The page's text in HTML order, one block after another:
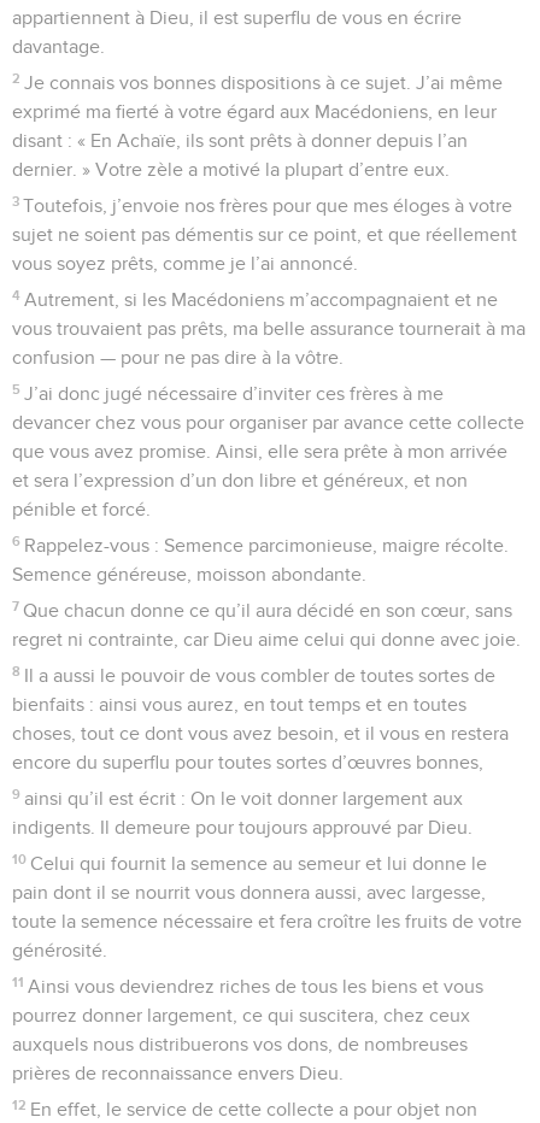
appartiennent à Dieu, il est superflu de vous en écrire
davantage.
2 Je connais vos bonnes dispositions à ce sujet. J’ai même
exprimé ma fierté à votre égard aux Macédoniens, en leur
disant : « En Achaïe, ils sont prêts à donner depuis l’an
dernier. » Votre zèle a motivé la plupart d’entre eux.
3 Toutefois, j’envoie nos frères pour que mes éloges à votre
sujet ne soient pas démentis sur ce point, et que réellement
vous soyez prêts, comme je l’ai annoncé.
4 Autrement, si les Macédoniens m’accompagnaient et ne
vous trouvaient pas prêts, ma belle assurance tournerait à ma
confusion — pour ne pas dire à la vôtre.
5 J’ai donc jugé nécessaire d’inviter ces frères à me
devancer chez vous pour organiser par avance cette collecte
que vous avez promise. Ainsi, elle sera prête à mon arrivée
et sera l’expression d’un don libre et généreux, et non
pénible et forcé.
6 Rappelez-vous : Semence parcimonieuse, maigre récolte.
Semence généreuse, moisson abondante.
7 Que chacun donne ce qu’il aura décidé en son cœur, sans
regret ni contrainte, car Dieu aime celui qui donne avec joie.
8 Il a aussi le pouvoir de vous combler de toutes sortes de
bienfaits : ainsi vous aurez, en tout temps et en toutes
choses, tout ce dont vous avez besoin, et il vous en restera
encore du superflu pour toutes sortes d’œuvres bonnes,
9 ainsi qu’il est écrit : On le voit donner largement aux
indigents. Il demeure pour toujours approuvé par Dieu.
10 Celui qui fournit la semence au semeur et lui donne le
pain dont il se nourrit vous donnera aussi, avec largesse,
toute la semence nécessaire et fera croître les fruits de votre
générosité.
11 Ainsi vous deviendrez riches de tous les biens et vous
pourrez donner largement, ce qui suscitera, chez ceux
auxquels nous distribuerons vos dons, de nombreuses
prières de reconnaissance envers Dieu.
12 En effet, le service de cette collecte a pour objet non